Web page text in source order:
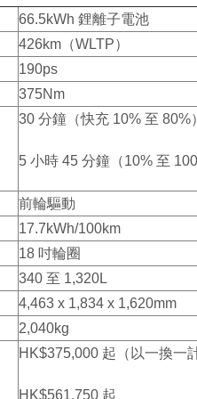
66.5kWh 鋰離子電池
426km（WLTP）
190ps
375Nm
30 分鐘（快充 10% 至 80%）
5 小時 45 分鐘（10% 至
前輪驅動
17.7kWh/100km
18 吋輪圈
340 至 1,320L
4,463 x 1,834 x 1,620mm
2,040kg
HK$375,000 起（以一換一
HK$561,750 起